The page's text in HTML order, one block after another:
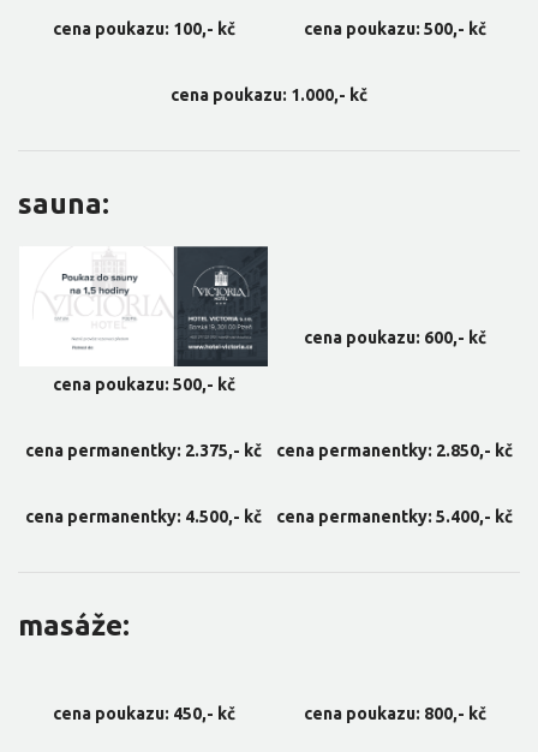
cena poukazu: 100,- kč cena poukazu: 500,- kč
cena poukazu: 1.000,- kč
sauna:
cena poukazu: 500,- kč
cena poukazu: 600,- kč
cena permanentky: 2.375,- kč cena permanentky: 2.850,- kč
cena permanentky: 4.500,- kč cena permanentky: 5.400,- kč
masáže:
cena poukazu: 450,- kč cena poukazu: 800,- kč